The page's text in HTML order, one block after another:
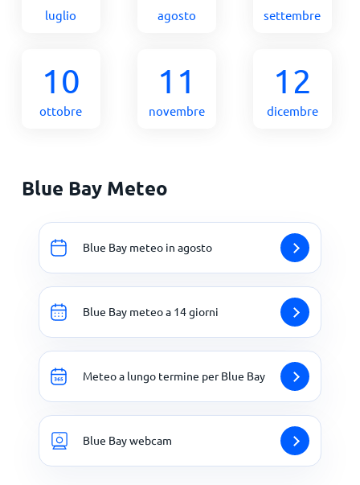
luglio agosto settembre
10
ottobre
11
novembre
12
dicembre
Blue Bay Meteo
Blue Bay meteo in agosto
Blue Bay meteo a 14 giorni
Meteo a lungo termine per Blue Bay
Blue Bay webcam